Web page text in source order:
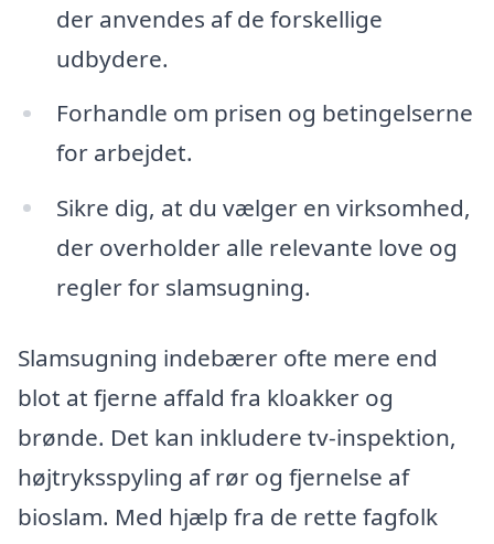
der anvendes af de forskellige
udbydere.
Forhandle om prisen og betingelserne
for arbejdet.
Sikre dig, at du vælger en virksomhed,
der overholder alle relevante love og
regler for slamsugning.
Slamsugning indebærer ofte mere end
blot at fjerne affald fra kloakker og
brønde. Det kan inkludere tv-inspektion,
højtryksspyling af rør og fjernelse af
bioslam. Med hjælp fra de rette fagfolk